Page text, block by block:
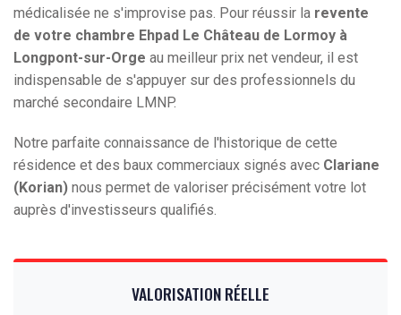
médicalisée ne s'improvise pas. Pour réussir la revente
de votre chambre Ehpad Le Château de Lormoy à
Longpont-sur-Orge au meilleur prix net vendeur, il est
indispensable de s'appuyer sur des professionnels du
marché secondaire LMNP.
Notre parfaite connaissance de l'historique de cette
résidence et des baux commerciaux signés avec Clariane
(Korian) nous permet de valoriser précisément votre lot
auprès d'investisseurs qualifiés.
VALORISATION RÉELLE